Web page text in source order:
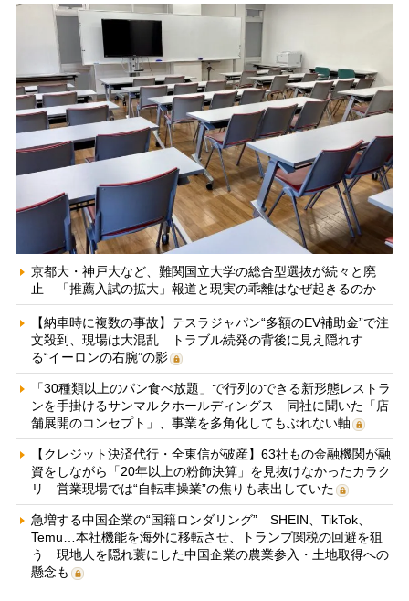
京都大・神戸大など、難関国立大学の総合型選抜が続々と廃
止 「推薦入試の拡大」報道と現実の乖離はなぜ起きるのか
【納車時に複数の事故】テスラジャパン“多額のEV補助金”で注
文殺到、現場は大混乱 トラブル続発の背後に見え隠れす
る“イーロンの右腕”の影
「30種類以上のパン食べ放題」で行列のできる新形態レストラ
ンを手掛けるサンマルクホールディングス 同社に聞いた「店
舗展開のコンセプト」、事業を多角化してもぶれない軸
【クレジット決済代行・全東信が破産】63社もの金融機関が融
資をしながら「20年以上の粉飾決算」を見抜けなかったカラク
リ 営業現場では“自転車操業”の焦りも表出していた
急増する中国企業の“国籍ロンダリング” SHEIN、TikTok、
Temu…本社機能を海外に移転させ、トランプ関税の回避を狙
う 現地人を隠れ蓑にした中国企業の農業参入・土地取得への
懸念も